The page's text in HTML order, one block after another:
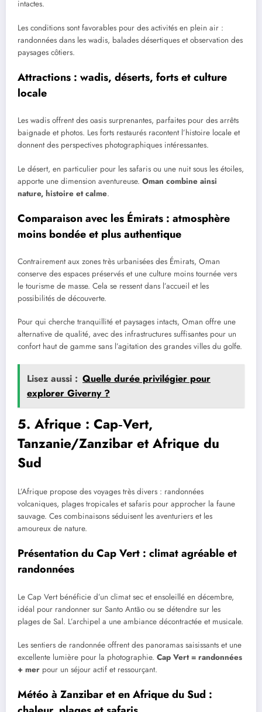
intactes.
Les conditions sont favorables pour des activités en plein air :
randonnées dans les wadis, balades désertiques et observation des
paysages côtiers.
Attractions : wadis, déserts, forts et culture
locale
Les wadis offrent des oasis surprenantes, parfaites pour des arrêts
baignade et photos. Les forts restaurés racontent l’histoire locale et
donnent des perspectives photographiques intéressantes.
Le désert, en particulier pour les safaris ou une nuit sous les étoiles,
apporte une dimension aventureuse. Oman combine ainsi
nature, histoire et calme.
Comparaison avec les Émirats : atmosphère
moins bondée et plus authentique
Contrairement aux zones très urbanisées des Émirats, Oman
conserve des espaces préservés et une culture moins tournée vers
le tourisme de masse. Cela se ressent dans l’accueil et les
possibilités de découverte.
Pour qui cherche tranquillité et paysages intacts, Oman offre une
alternative de qualité, avec des infrastructures suffisantes pour un
confort haut de gamme sans l’agitation des grandes villes du golfe.
Lisez aussi : Quelle durée privilégier pour
explorer Giverny ?
5. Afrique : Cap‑Vert,
Tanzanie/Zanzibar et Afrique du
Sud
L’Afrique propose des voyages très divers : randonnées
volcaniques, plages tropicales et safaris pour approcher la faune
sauvage. Ces combinaisons séduisent les aventuriers et les
amoureux de nature.
Présentation du Cap Vert : climat agréable et
randonnées
Le Cap Vert bénéficie d’un climat sec et ensoleillé en décembre,
idéal pour randonner sur Santo Antão ou se détendre sur les
plages de Sal. L’archipel a une ambiance décontractée et musicale.
Les sentiers de randonnée offrent des panoramas saisissants et une
excellente lumière pour la photographie. Cap Vert = randonnées
+ mer pour un séjour actif et ressourçant.
Météo à Zanzibar et en Afrique du Sud :